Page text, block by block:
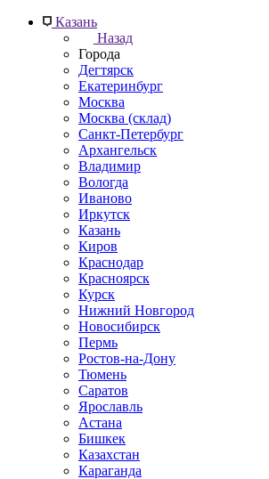
Казань
Назад
Города
Дегтярск
Екатеринбург
Москва
Москва (склад)
Санкт-Петербург
Архангельск
Владимир
Вологда
Иваново
Иркутск
Казань
Киров
Краснодар
Красноярск
Курск
Нижний Новгород
Новосибирск
Пермь
Ростов-на-Дону
Тюмень
Саратов
Ярославль
Астана
Бишкек
Казахстан
Караганда